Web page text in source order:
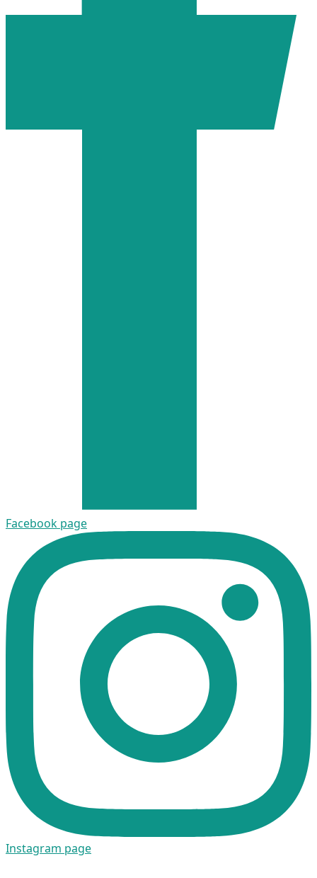
Facebook page
Instagram page